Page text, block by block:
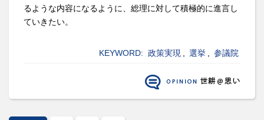
るような内容になるように、総理に対して積極的に進言し
ていきたい。
KEYWORD: 政策実現 選挙 参議院